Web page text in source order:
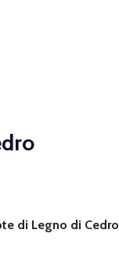
di Legno di Cedro